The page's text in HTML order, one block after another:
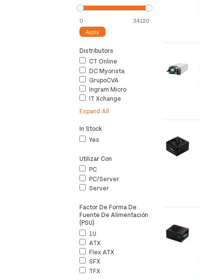
Apply
Distributors
CT Online
DC Myorista
GrupoCVA
Ingram Micro
IT Xchange
Expand All
In Stock
Yes
Utilizar Con
PC
PC/server
Server
Factor De Forma De
Fuente De Alimentación
(PSU)
1U
ATX
Flex ATX
SFX
TFX